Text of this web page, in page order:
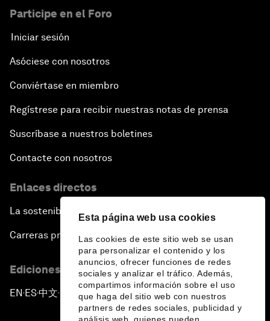
Esta página web usa cookies
Las cookies de este sitio web se usan
para personalizar el contenido y los
anuncios, ofrecer funciones de redes
sociales y analizar el tráfico. Además,
compartimos información sobre el uso
que haga del sitio web con nuestros
partners de redes sociales, publicidad y
Participe en el Foro
Iniciar sesión
Asóciese con nosotros
Conviértase en miembro
Regístrese para recibir nuestras notas de prensa
Suscríbase a nuestros boletines
Contacte con nosotros
Enlaces directos
La sostenibilidad en el Foro
Carreras profesionales
Ediciones en otros idiomas
EN ▪ES▪中文▪ 日本語